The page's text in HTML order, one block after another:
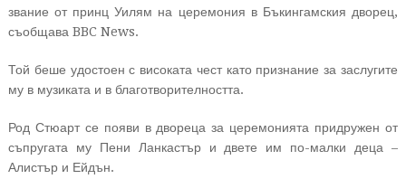
звание от принц Уилям на церемония в Бъкингамския дворец,
съобщава BBC News.
Той беше удостоен с високата чест като признание за заслугите
му в музиката и в благотворителността.
Род Стюарт се появи в двореца за церемонията придружен от
съпругата му Пени Ланкастър и двете им по-малки деца –
Алистър и Ейдън.